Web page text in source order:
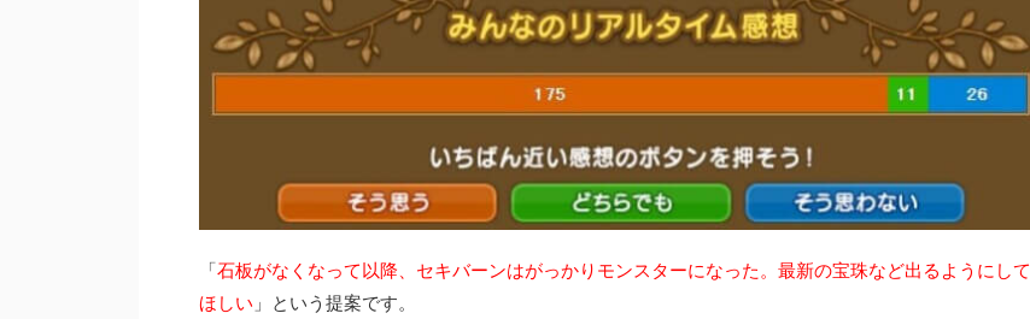
「石板がなくなって以降、セキバーンはがっかりモンスターになった。最新の宝珠など出るようにして
ほしい 」という提案です。